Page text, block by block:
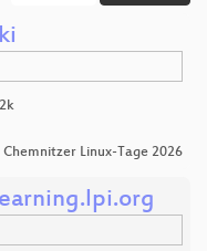
Chemnitzer Linux-Tage 2026